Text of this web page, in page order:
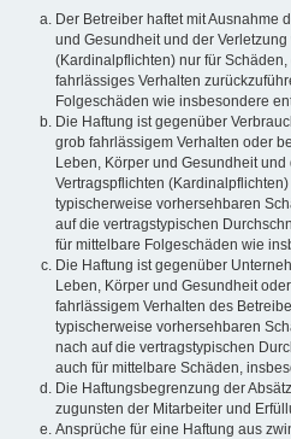
Der Betreiber haftet mit Ausnahme
und Gesundheit und der
(Kardinalpflichten) nur für
fahrlässiges Verhalten
Folgeschäden wie insbesondere
Die Haftung ist gegenüber
grob fahrlässigem Verhalten oder
Leben, Körper und Gesundheit
Vertragspflichten
typischerweise vorhersehbaren
auf die vertragstypischen
für mittelbare Folgeschäden wie
Die Haftung ist gegenüber
Leben, Körper und Gesundheit
fahrlässigem Verhalten des
typischerweise vorhersehbaren
nach auf die vertragstypischen
auch für mittelbare Schäden,
Die Haftungsbegrenzung der
zugunsten der Mitarbeiter und
Ansprüche für eine Haftung aus